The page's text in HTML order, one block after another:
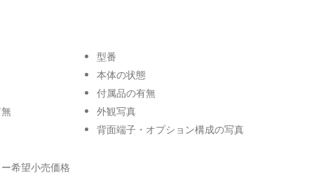
型番
本体の状態
付属品の有無
外観写真
背面端子・オプション構成の写真
希望小売価格